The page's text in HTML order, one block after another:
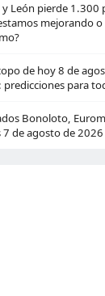
y León pierde 1.300
mejorando o
de hoy 8 de
predicciones para
Bonoloto,
7 de agosto de 2026